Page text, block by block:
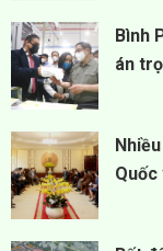
Bình
án
Quốc